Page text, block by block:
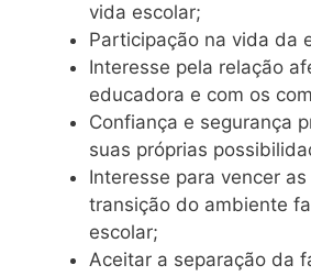
vida escolar;
Participação na vida da
Interesse pela relação
educadora e com os
Confiança e segurança
suas próprias
Interesse para vencer
transição do ambiente
escolar;
Aceitar a separação da